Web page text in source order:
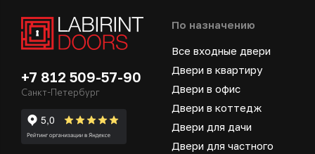
+7 812 509-57-90
Санкт-Петербург
По назначению
Все входные двери
Двери в квартиру
Двери в офис
Двери в коттедж
Двери для дачи
Двери для частного